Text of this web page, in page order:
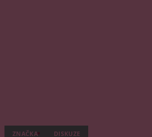
ZNAČKA DISKUZE